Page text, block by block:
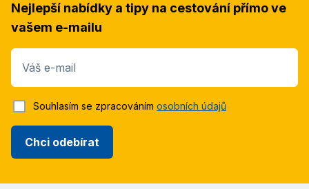
Nejlepší nabídky a tipy na cestování přímo ve
vašem e-mailu
Váš e-mail
Chci odebírat
Souhlasím se zpracováním osobních údajů